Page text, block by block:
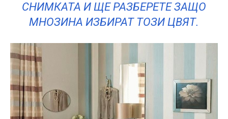
СНИМКАТА И ЩЕ РАЗБЕРЕТЕ ЗАЩО
МНОЗИНА ИЗБИРАТ ТОЗИ ЦВЯТ.